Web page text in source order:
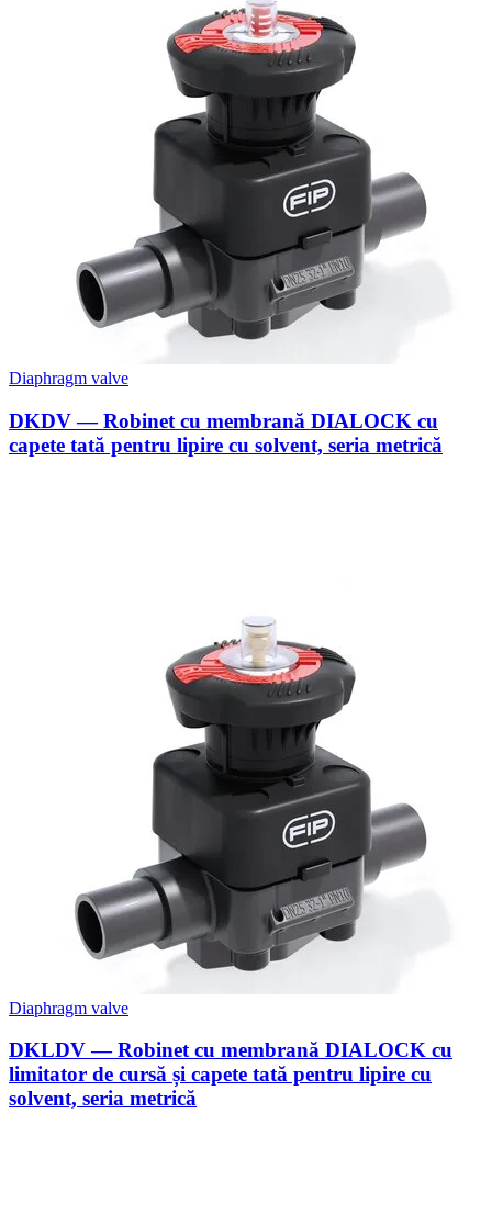
Diaphragm valve
DKDV — Robinet cu membrană DIALOCK cu
capete tată pentru lipire cu solvent, seria metrică
Diaphragm valve
DKLDV — Robinet cu membrană DIALOCK cu
limitator de cursă și capete tată pentru lipire cu
solvent, seria metrică